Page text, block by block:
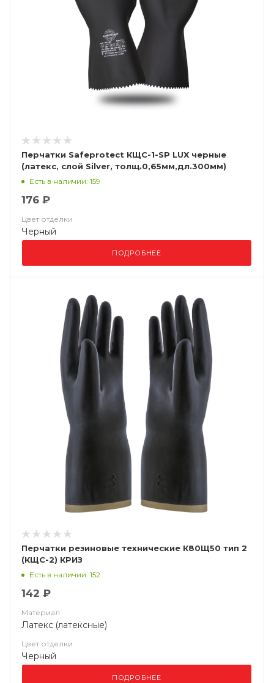
Перчатки Safeprotect КЩС-1-SP LUX черные
(латекс, слой Silver, толщ.0,65мм,дл.300мм)
(х12х144)
Есть в наличии: 159
176 ₽
Цвет отделки
Черный
ПОДРОБНЕЕ
Перчатки резиновые технические К80Щ50 тип 2
(КЩС-2) КРИЗ
Есть в наличии: 152
142 ₽
Материал
Латекс (латексные)
Цвет отделки
Черный
ПОДРОБНЕЕ